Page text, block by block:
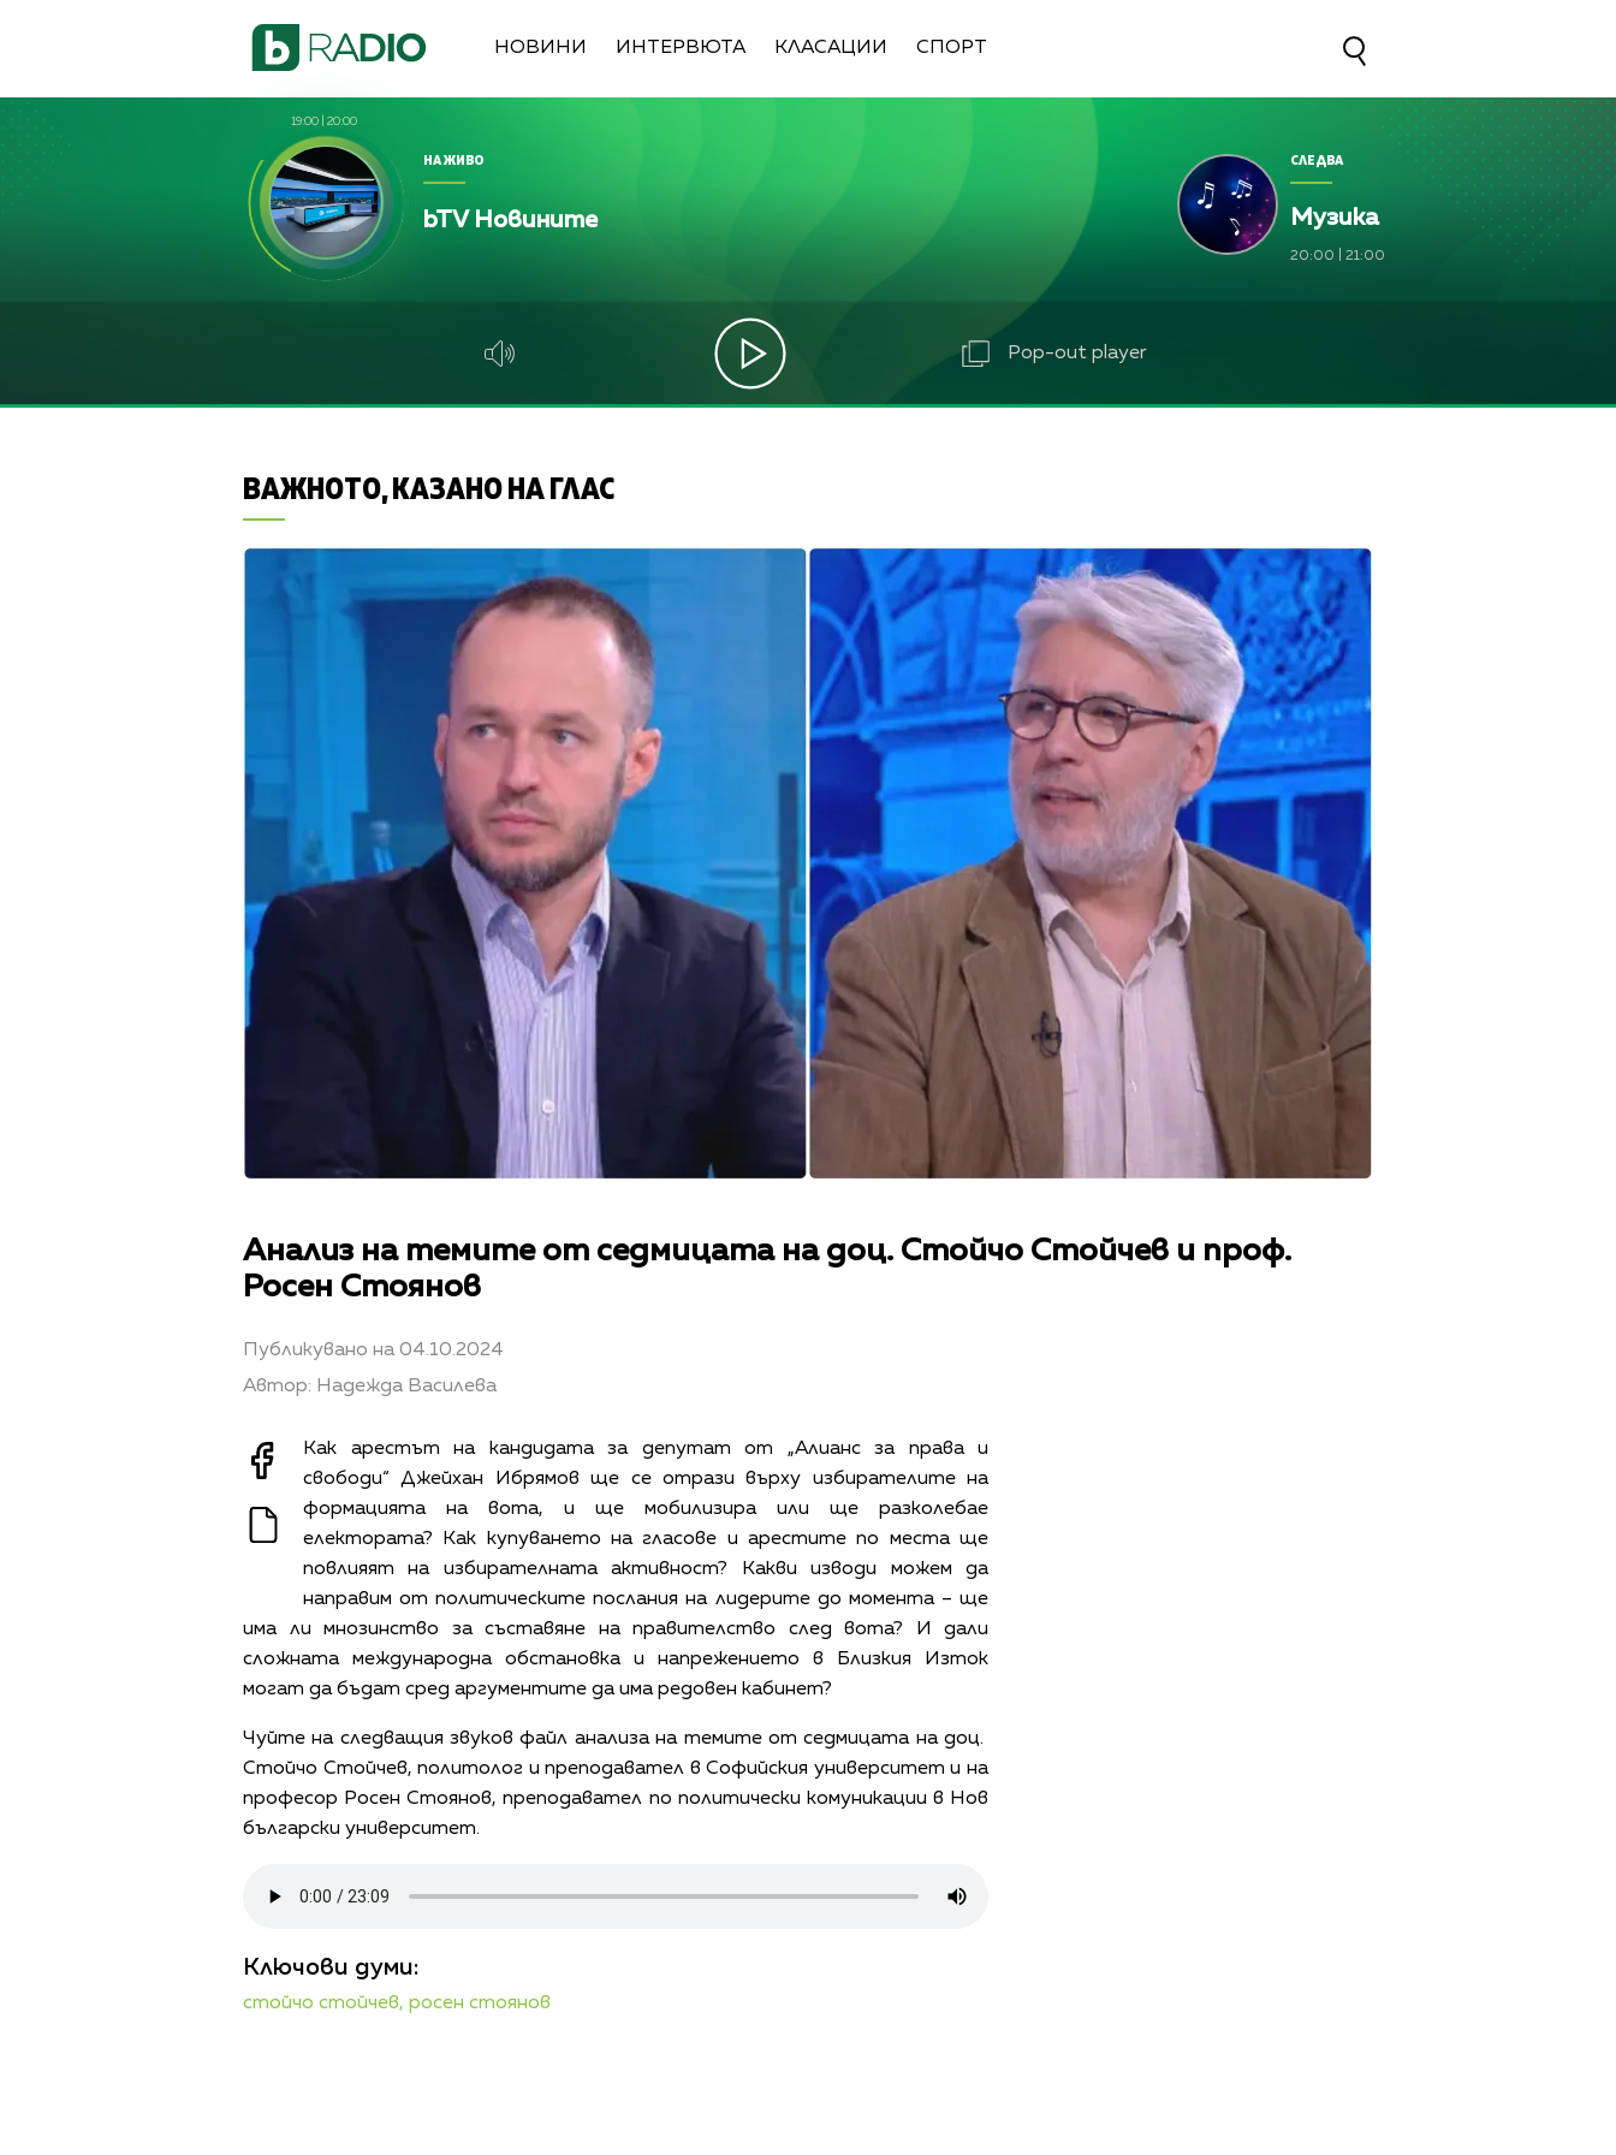
НОВИНИ ИНТЕРВЮТА КЛАСАЦИИ СПОРТ
19:00 20:00
НА ЖИВО
bTV Новините
СЛЕДВА
Музика
20:00 21:00
Pop-out player
ВАЖНОТО, КАЗАНО НА ГЛАС
Анализ на темите от седмицата на доц. Стойчо Стойчев и проф.
Росен Стоянов
Публикувано на 04.10.2024
Автор: Надежда Василева
Как арестът на кандидата за депутат от „Алианс за права и
свободи“ Джейхан Ибрямов ще се отрази върху избирателите на
формацията на вота, и ще мобилизира или ще разколебае
електората? Как купуването на гласове и арестите по места ще
повлияят на избирателната активност? Какви изводи можем да
направим от политическите послания на лидерите до момента – ще
има ли мнозинство за съставяне на правителство след вота? И дали
сложната международна обстановка и напрежението в Близкия Изток
могат да бъдат сред аргументите да има редовен кабинет?
Чуйте на следващия звуков файл анализа на темите от седмицата на доц.
Стойчо Стойчев, политолог и преподавател в Софийския университет и на
професор Росен Стоянов, преподавател по политически комуникации в Нов
български университет.
Ключови думи:
стойчо стойчев, росен стоянов